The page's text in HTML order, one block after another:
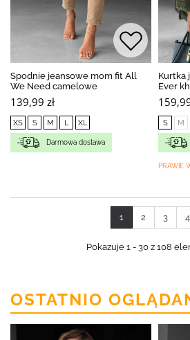
Spodnie jeansowe mom fit All
We Need camelowe
139,99 zł
XS S M L XL
Darmowa dostawa
Kurtka
Ever
S M
PRAWIE
1 2 3 4
Pokazuje 1 - 30 z 108
OSTATNIO